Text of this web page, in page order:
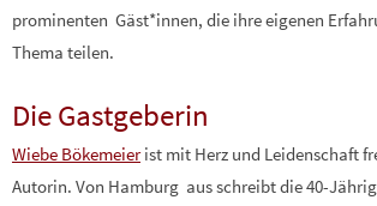
prominenten Gäst*innen, die ihre eigenen
Thema teilen.
Die Gastgeberin
Wiebe Bökemeierist mit Herz und Leidenschaft
Autorin. Von Hamburg aus schreibt die 40-